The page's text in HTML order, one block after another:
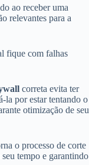
ao receber uma
relevantes para a
fique com falhas
correta evita ter
la por estar tentando o
otimização de seu
o processo de corte
tempo e garantindo